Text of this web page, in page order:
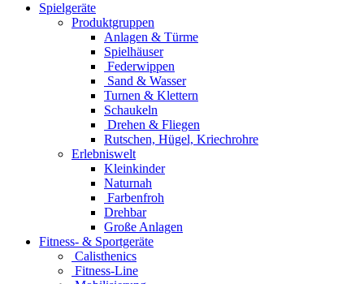
Spielgeräte
Produktgruppen
Anlagen & Türme
Spielhäuser
Federwippen
Sand & Wasser
Turnen & Klettern
Schaukeln
Drehen & Fliegen
Rutschen, Hügel, Kriechrohre
Erlebniswelt
Kleinkinder
Naturnah
Farbenfroh
Drehbar
Große Anlagen
Fitness- & Sportgeräte
Calisthenics
Fitness-Line